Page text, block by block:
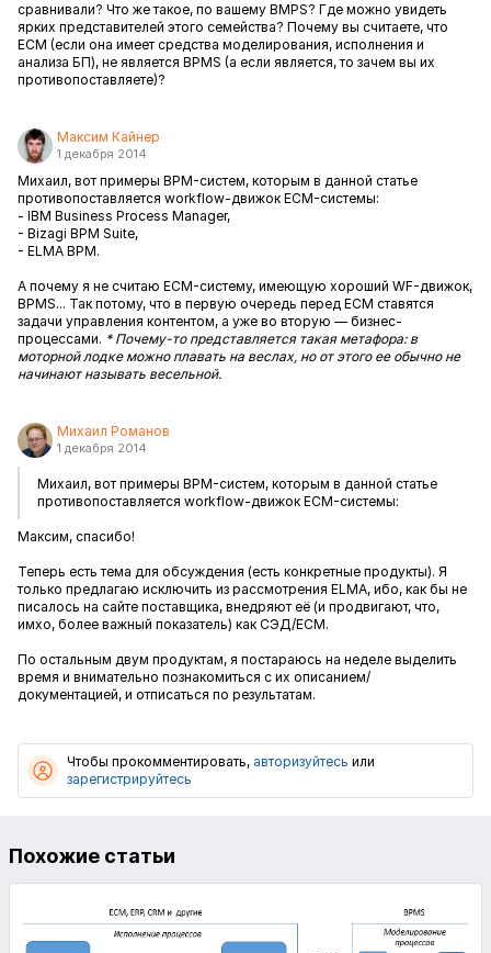
сравнивали? Что же такое, по вашему BMPS? Где можно увидеть
ярких представителей этого семейства? Почему вы считаете, что
ECM (если она имеет средства моделирования, исполнения и
анализа БП), не является BPMS (а если является, то зачем вы их
противопоставляете)?
Максим Кайнер
1 декабря 2014
Михаил, вот примеры BPM-систем, которым в данной статье
противопоставляется workflow-движок ECM-системы:
- IBM Business Process Manager,
- Bizagi BPM Suite,
- ELMA BPM.
А почему я не считаю ECM-систему, имеющую хороший WF-движок,
BPMS... Так потому, что в первую очередь перед ECM ставятся
задачи управления контентом, а уже во вторую — бизнес-
процессами. * Почему-то представляется такая метафора: в
моторной лодке можно плавать на веслах, но от этого ее обычно не
начинают называть весельной.
Михаил Романов
1 декабря 2014
Михаил, вот примеры BPM-систем, которым в данной статье
противопоставляется workflow-движок ECM-системы:
Максим, спасибо!
Теперь есть тема для обсуждения (есть конкретные продукты). Я
только предлагаю исключить из рассмотрения ELMA, ибо, как бы не
писалось на сайте поставщика, внедряют её (и продвигают, что,
имхо, более важный показатель) как СЭД/ECM.
По остальным двум продуктам, я постараюсь на неделе выделить
время и внимательно познакомиться с их описанием/
документацией, и отписаться по результатам.
Чтобы прокомментировать, авторизуйтесь или
зарегистрируйтесь
Похожие статьи